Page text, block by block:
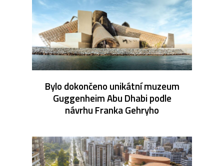
Bylo dokončeno unikátní muzeum
Guggenheim Abu Dhabi podle
návrhu Franka Gehryho